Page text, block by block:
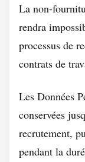
La non-
rendra
processus de
contrats de
Les Données
conservées
recrutement,
pendant la